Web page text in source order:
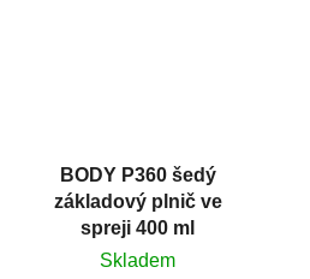
BODY P360 šedý
základový plnič ve
spreji 400 ml
Skladem